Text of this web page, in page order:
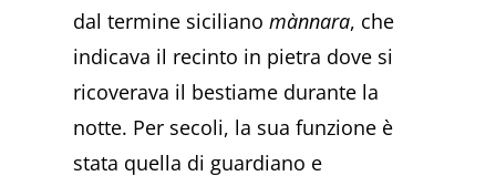
dal termine sicilianomànnara, che
indicava il recinto in pietra dove si
ricoverava il bestiame durante la
notte. Per secoli, la sua funzione è
stata quella di guardiano e